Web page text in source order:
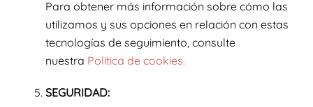
Para obtener más información sobre cómo las
utilizamos y sus opciones en relación con estas
tecnologías de seguimiento, consulte
nuestra Política de cookies.
SEGURIDAD: